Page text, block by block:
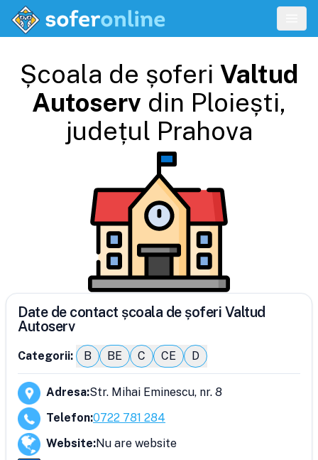
Școala de șoferi Valtud
Autoserv din Ploiești,
județul Prahova
Date de contact școala de șoferi Valtud
Autoserv
Categorii: B BE C CE D
Adresa:Str. Mihai Eminescu, nr. 8
Telefon:0722 781 284
Website:Nu are website